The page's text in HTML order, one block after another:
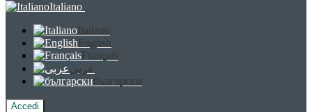
Italiano
Italiano
English
Français
عربى
български
Accedi